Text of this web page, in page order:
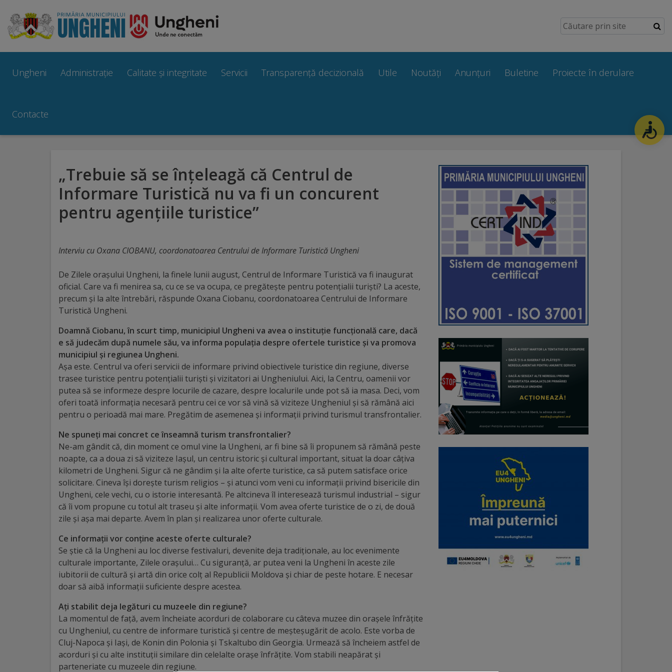
Ungheni
Prezentare
Simbolurile
orașului
brand
înfrățite
Distincții
Cetățeni
onoare
Deținători
titlului
„Merite
pentru
Ungheni”
Diplome
Excelență
Ungheniul
Obiective
turistice
(harta
sculpturilor)
Monumente
Ungheni Administrație Calitate și integritate Servicii Transparență decizională Utile Noutăți Anunțuri Buletine Proiecte în derulare
Contacte
„Trebuie să se înțeleagă că Centrul de
Informare Turistică nu va fi un concurent
pentru agențiile turistice”
Interviu cu Oxana CIOBANU, coordonatoarea Centrului de Informare Turistică Ungheni
De Zilele orașului Ungheni, la finele lunii august, Centrul de Informare Turistică va fi inaugurat
oficial. Care va fi menirea sa, cu ce se va ocupa, ce pregătește pentru potențialii turiști? La aceste,
precum și la alte întrebări, răspunde Oxana Ciobanu, coordonatoarea Centrului de Informare
Turistică Ungheni.
Doamnă Ciobanu, în scurt timp, municipiul Ungheni va avea o instituție funcțională care, dacă
e să judecăm după numele său, va informa populația despre ofertele turistice și va promova
municipiul și regiunea Ungheni.
Așa este. Centrul va oferi servicii de informare privind obiectivele turistice din regiune, diverse
trasee turistice pentru potențialii turiști și vizitatori ai Ungheniului. Aici, la Centru, oamenii vor
putea să se informeze despre locurile de cazare, despre localurile unde pot să ia masa. Deci, vom
oferi toată informația necesară pentru cei ce vor să vină să viziteze Ungheniul și să rămână aici
pentru o perioadă mai mare. Pregătim de asemenea și informații privind turismul transfrontalier.
Ne spuneți mai concret ce înseamnă turism transfrontalier?
Ne-am gândit că, din moment ce omul vine la Ungheni, ar fi bine să îi propunem să rămână peste
noapte, ca a doua zi să viziteze Iașul, un centru istoric și cultural important, situat la doar câțiva
kilometri de Ungheni. Sigur că ne gândim și la alte oferte turistice, ca să putem satisface orice
solicitare. Cineva își dorește turism religios – și atunci vom veni cu informații privind bisericile din
Ungheni, cele vechi, cu o istorie interesantă. Pe altcineva îl interesează turismul industrial – sigur
că îi vom propune cu totul alt traseu și alte informații. Vom avea oferte turistice de o zi, de două
zile și așa mai departe. Avem în plan și realizarea unor oferte culturale.
Ce informații vor conține aceste oferte culturale?
Se știe că la Ungheni au loc diverse festivaluri, devenite deja tradiționale, au loc evenimente
culturale importante, Zilele orașului… Cu siguranță, ar putea veni la Ungheni în aceste zile
iubitorii de cultură și artă din orice colț al Republicii Moldova și chiar de peste hotare. E necesar
doar să aibă informații suficiente despre acestea.
Ați stabilit deja legături cu muzeele din regiune?
La momentul de față, avem încheiate acorduri de colaborare cu câteva muzee din orașele înfrățite
cu Ungheniul, cu centre de informare turistică și centre de meșteșugărit de acolo. Este vorba de
Cluj-Napoca și Iași, de Konin din Polonia și Tskaltubo din Georgia. Urmează să încheiem astfel de
acorduri și cu alte instituții similare din celelalte orașe înfrățite. Vom stabili neapărat și
parteneriate cu muzeele din regiune.